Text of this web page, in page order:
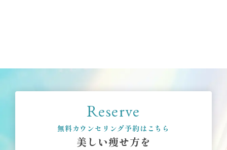
Reserve
無料カウンセリング予約はこちら
美しい痩せ方を